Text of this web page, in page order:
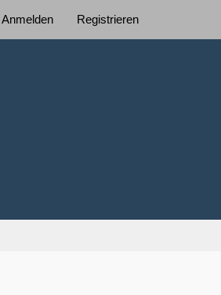
Anmelden Registrieren